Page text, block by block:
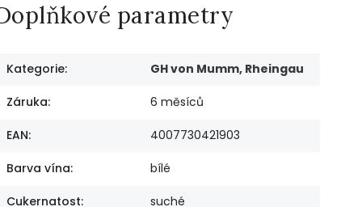
parametry
Kategorie: GH von Mumm, Rheingau
Záruka: 6 měsíců
EAN: 4007730421903
Barva vína: bílé
Cukernatost: suché